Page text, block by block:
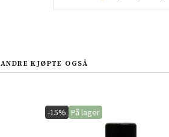
ANDRE KJØPTE OGSÅ
-15% På lager